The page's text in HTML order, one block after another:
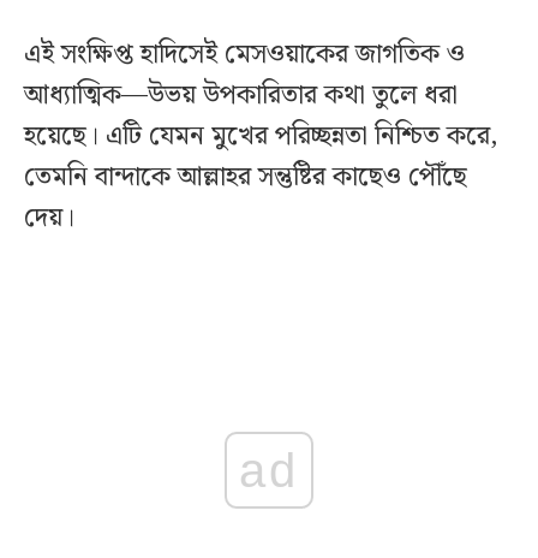
এই সংক্ষিপ্ত হাদিসেই মেসওয়াকের জাগতিক ও
আধ্যাত্মিক—উভয় উপকারিতার কথা তুলে ধরা
হয়েছে। এটি যেমন মুখের পরিচ্ছন্নতা নিশ্চিত করে,
তেমনি বান্দাকে আল্লাহর সন্তুষ্টির কাছেও পৌঁছে
দেয়।
ad